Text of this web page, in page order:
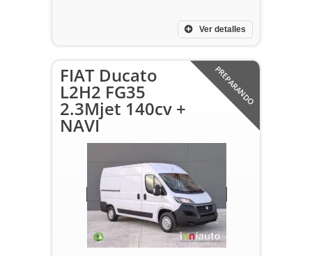
Ver detalles
PREPARANDO
FIAT Ducato
L2H2 FG35
2.3Mjet 140cv +
NAVI